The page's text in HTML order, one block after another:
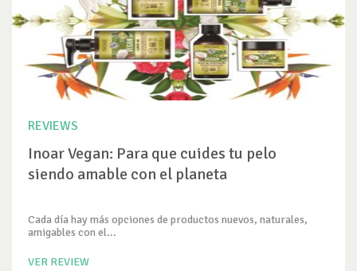
REVIEWS
Inoar Vegan: Para que cuides tu pelo
siendo amable con el planeta
Cada día hay más opciones de productos nuevos, naturales,
amigables con el...
VER REVIEW